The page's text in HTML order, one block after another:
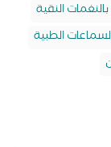
النقية
الطبية